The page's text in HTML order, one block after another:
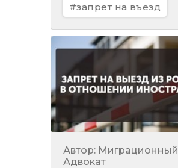
#запрет на въезд
Автор: Миграционный
Адвокат